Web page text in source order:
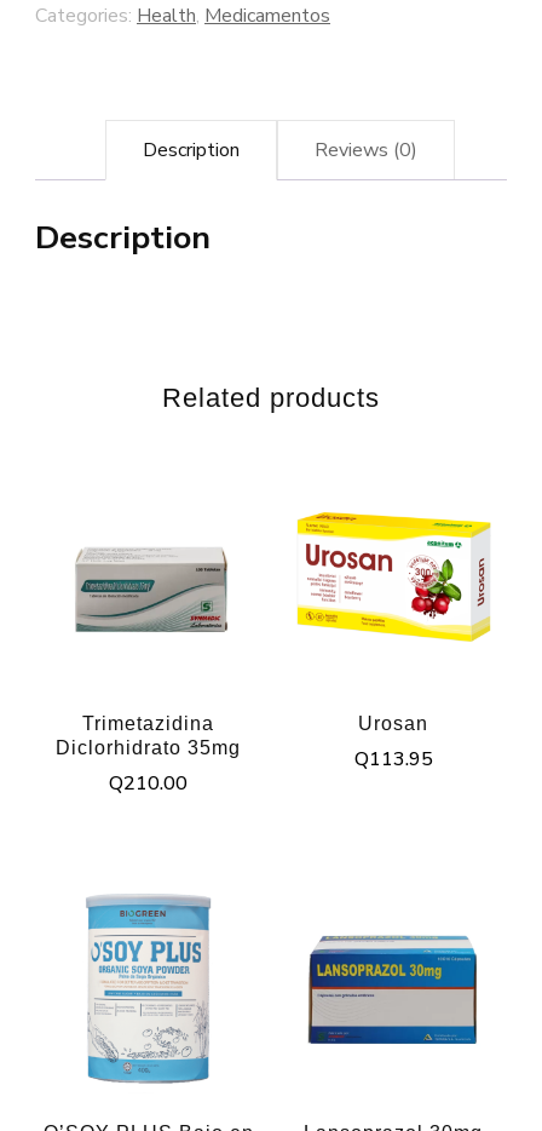
Categories: Health, Medicamentos
Description Reviews (0)
Description
Related products
Trimetazidina
Diclorhidrato 35mg
Q210.00
Urosan
Q113.95